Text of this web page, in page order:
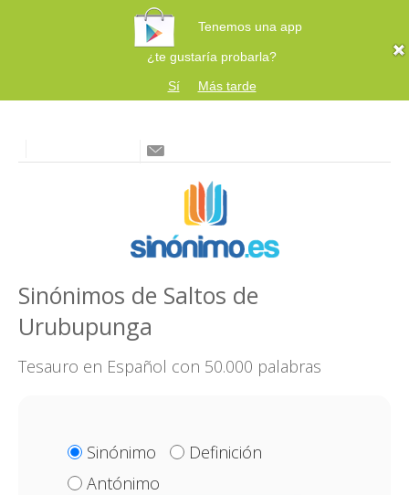
Tenemos una app
¿te gustaría probarla?
Sí
Más tarde
Sinónimos de Saltos de
Urubupunga
Tesauro en Español con 50.000 palabras
Sinónimo
Definición
Antónimo